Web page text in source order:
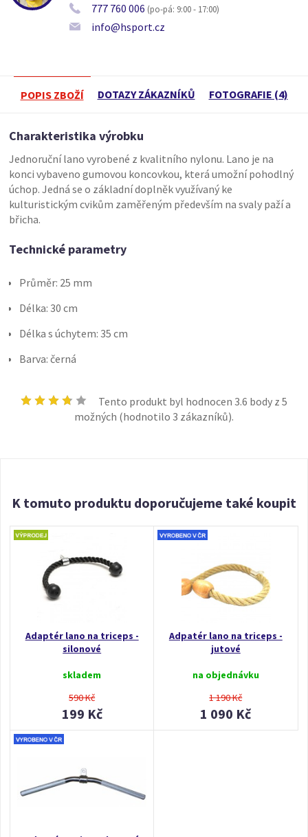
777 760 006 (po-pá: 9:00 - 17:00)
info@hsport.cz
POPIS ZBOŽÍ DOTAZY ZÁKAZNÍKŮ FOTOGRAFIE (4)
Charakteristika výrobku
Jednoruční lano vyrobené z kvalitního nylonu. Lano je na
konci vybaveno gumovou koncovkou, která umožní pohodlný
úchop. Jedná se o základní doplněk využívaný ke
kulturistickým cvikům zaměřeným především na svaly paží a
břicha.
Technické parametry
Průměr: 25 mm
Délka: 30 cm
Délka s úchytem: 35 cm
Barva: černá
Tento produkt byl hodnocen 3.6 body z 5
možných (hodnotilo 3 zákazníků).
K tomuto produktu doporučujeme také koupit
Adaptér lano na triceps -
silonové
skladem
590 Kč
199 Kč
Adpatér lano na triceps -
jutové
na objednávku
1 190 Kč
1 090 Kč